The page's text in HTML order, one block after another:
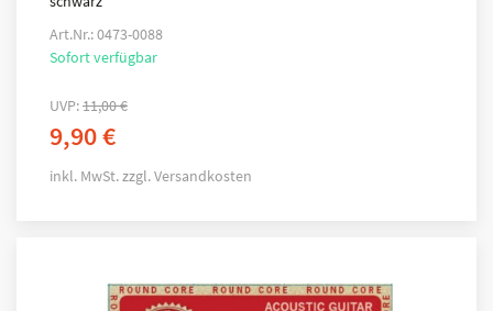
Art.Nr.: 0473-0088
Sofort verfügbar
UVP:11,00€
9,90€
inkl. MwSt.zzgl.Versandkosten